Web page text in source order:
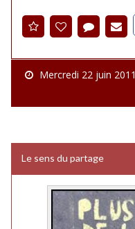
Mercredi 22 juin 2011
Le sens du partage